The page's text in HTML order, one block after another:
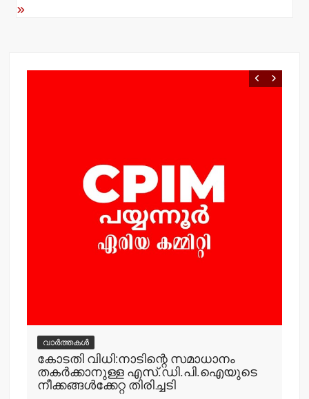
വാർത്തകൾ
കോടതി വിധി:നാടിന്റെ സമാധാനം
തകര്‍ക്കാനുള്ള എസ്.ഡി.പി.ഐയുടെ
നീക്കങ്ങള്‍ക്കേറ്റ തിരിച്ചടി